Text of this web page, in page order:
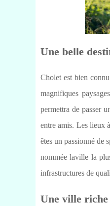
Une belle
Cholet est bien
magnifiques
permettra de passer
entre amis. Les lieux
êtes un passionné de
nommée laville la
infrastructures de
Une ville